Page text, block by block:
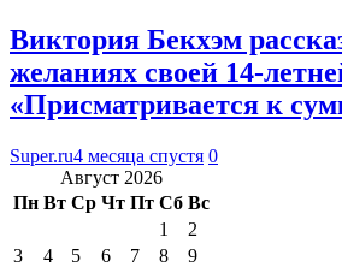
Виктория Бекхэм
желаниях своей 14-
«Присматривается к
Super.ru4 месяца спустя 0
Август 2026
Пн Вт Ср Чт Пт Сб Вс
1
2
3
4 5 6 7 8
9